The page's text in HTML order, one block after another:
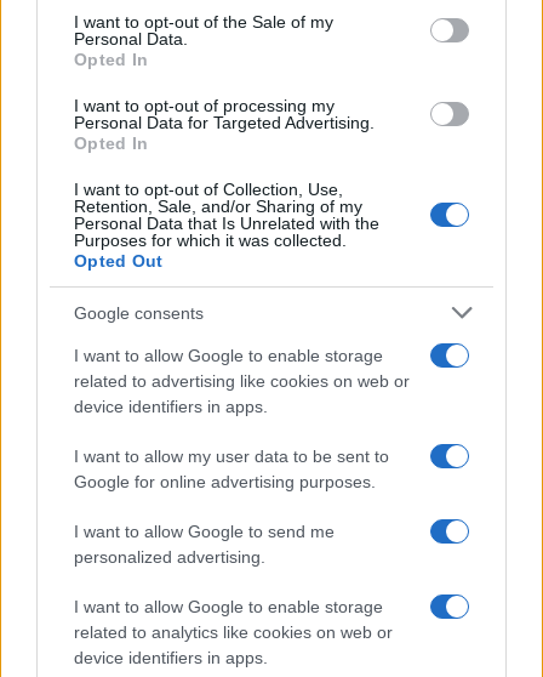
consent section.
I want to opt-out of the Sale of my
Personal Data.
Opted In
I want to opt-out of processing my
Personal Data for Targeted Advertising.
Opted In
I want to opt-out of Collection, Use,
Retention, Sale, and/or Sharing of my
Personal Data that Is Unrelated with the
Purposes for which it was collected.
Opted Out
Google consents
I want to allow Google to enable storage
related to advertising like cookies on web or
device identifiers in apps.
I want to allow my user data to be sent to
Google for online advertising purposes.
I want to allow Google to send me
personalized advertising.
I want to allow Google to enable storage
related to analytics like cookies on web or
device identifiers in apps.
despartire nunta what's up
what's up despartire
what's up simina